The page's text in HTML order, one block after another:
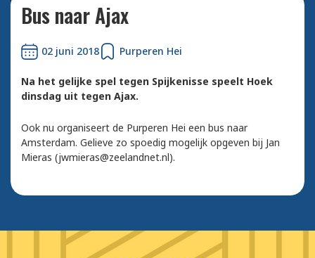
Bus naar Ajax
02 juni 2018 Purperen Hei
Na het gelijke spel tegen Spijkenisse speelt Hoek
dinsdag uit tegen Ajax.
Ook nu organiseert de Purperen Hei een bus naar
Amsterdam. Gelieve zo spoedig mogelijk opgeven bij Jan
Mieras (jwmieras@zeelandnet.nl).